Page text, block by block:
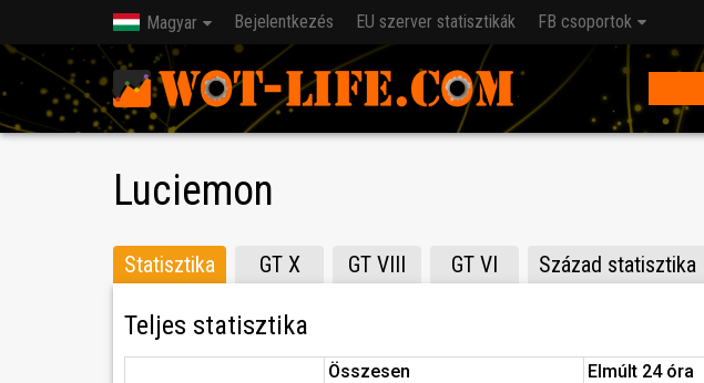
Magyar Bejelentkezés EU szerver statisztikák FB csoportok
Luciemon
Statisztika GT X GT VIII GT VI Század statisztika
Teljes statisztika
Összesen Elmúlt 24 óra